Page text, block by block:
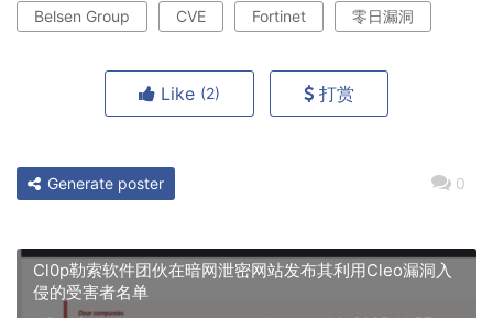
Belsen Group CVE Fortinet 零日漏洞
Like (2) 打赏
0
Generate poster
Cl0p勒索软件团伙在暗网泄密网站发布其利用Cleo漏洞入
侵的受害者名单